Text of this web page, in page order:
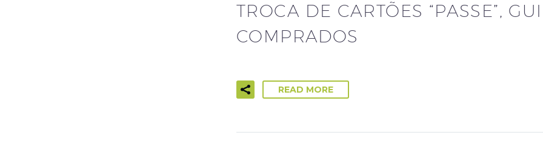
TROCA DE CARTÕES “PASSE”,
COMPRADOS
READ MORE